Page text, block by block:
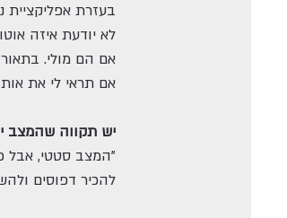
בעזרת אפליקציית
לא יודעת איזה
אם הם מולי.
אם תראי לי את
יש תקווה שהמצב
"המצב סטטי, אבל
להכיר דפוסים